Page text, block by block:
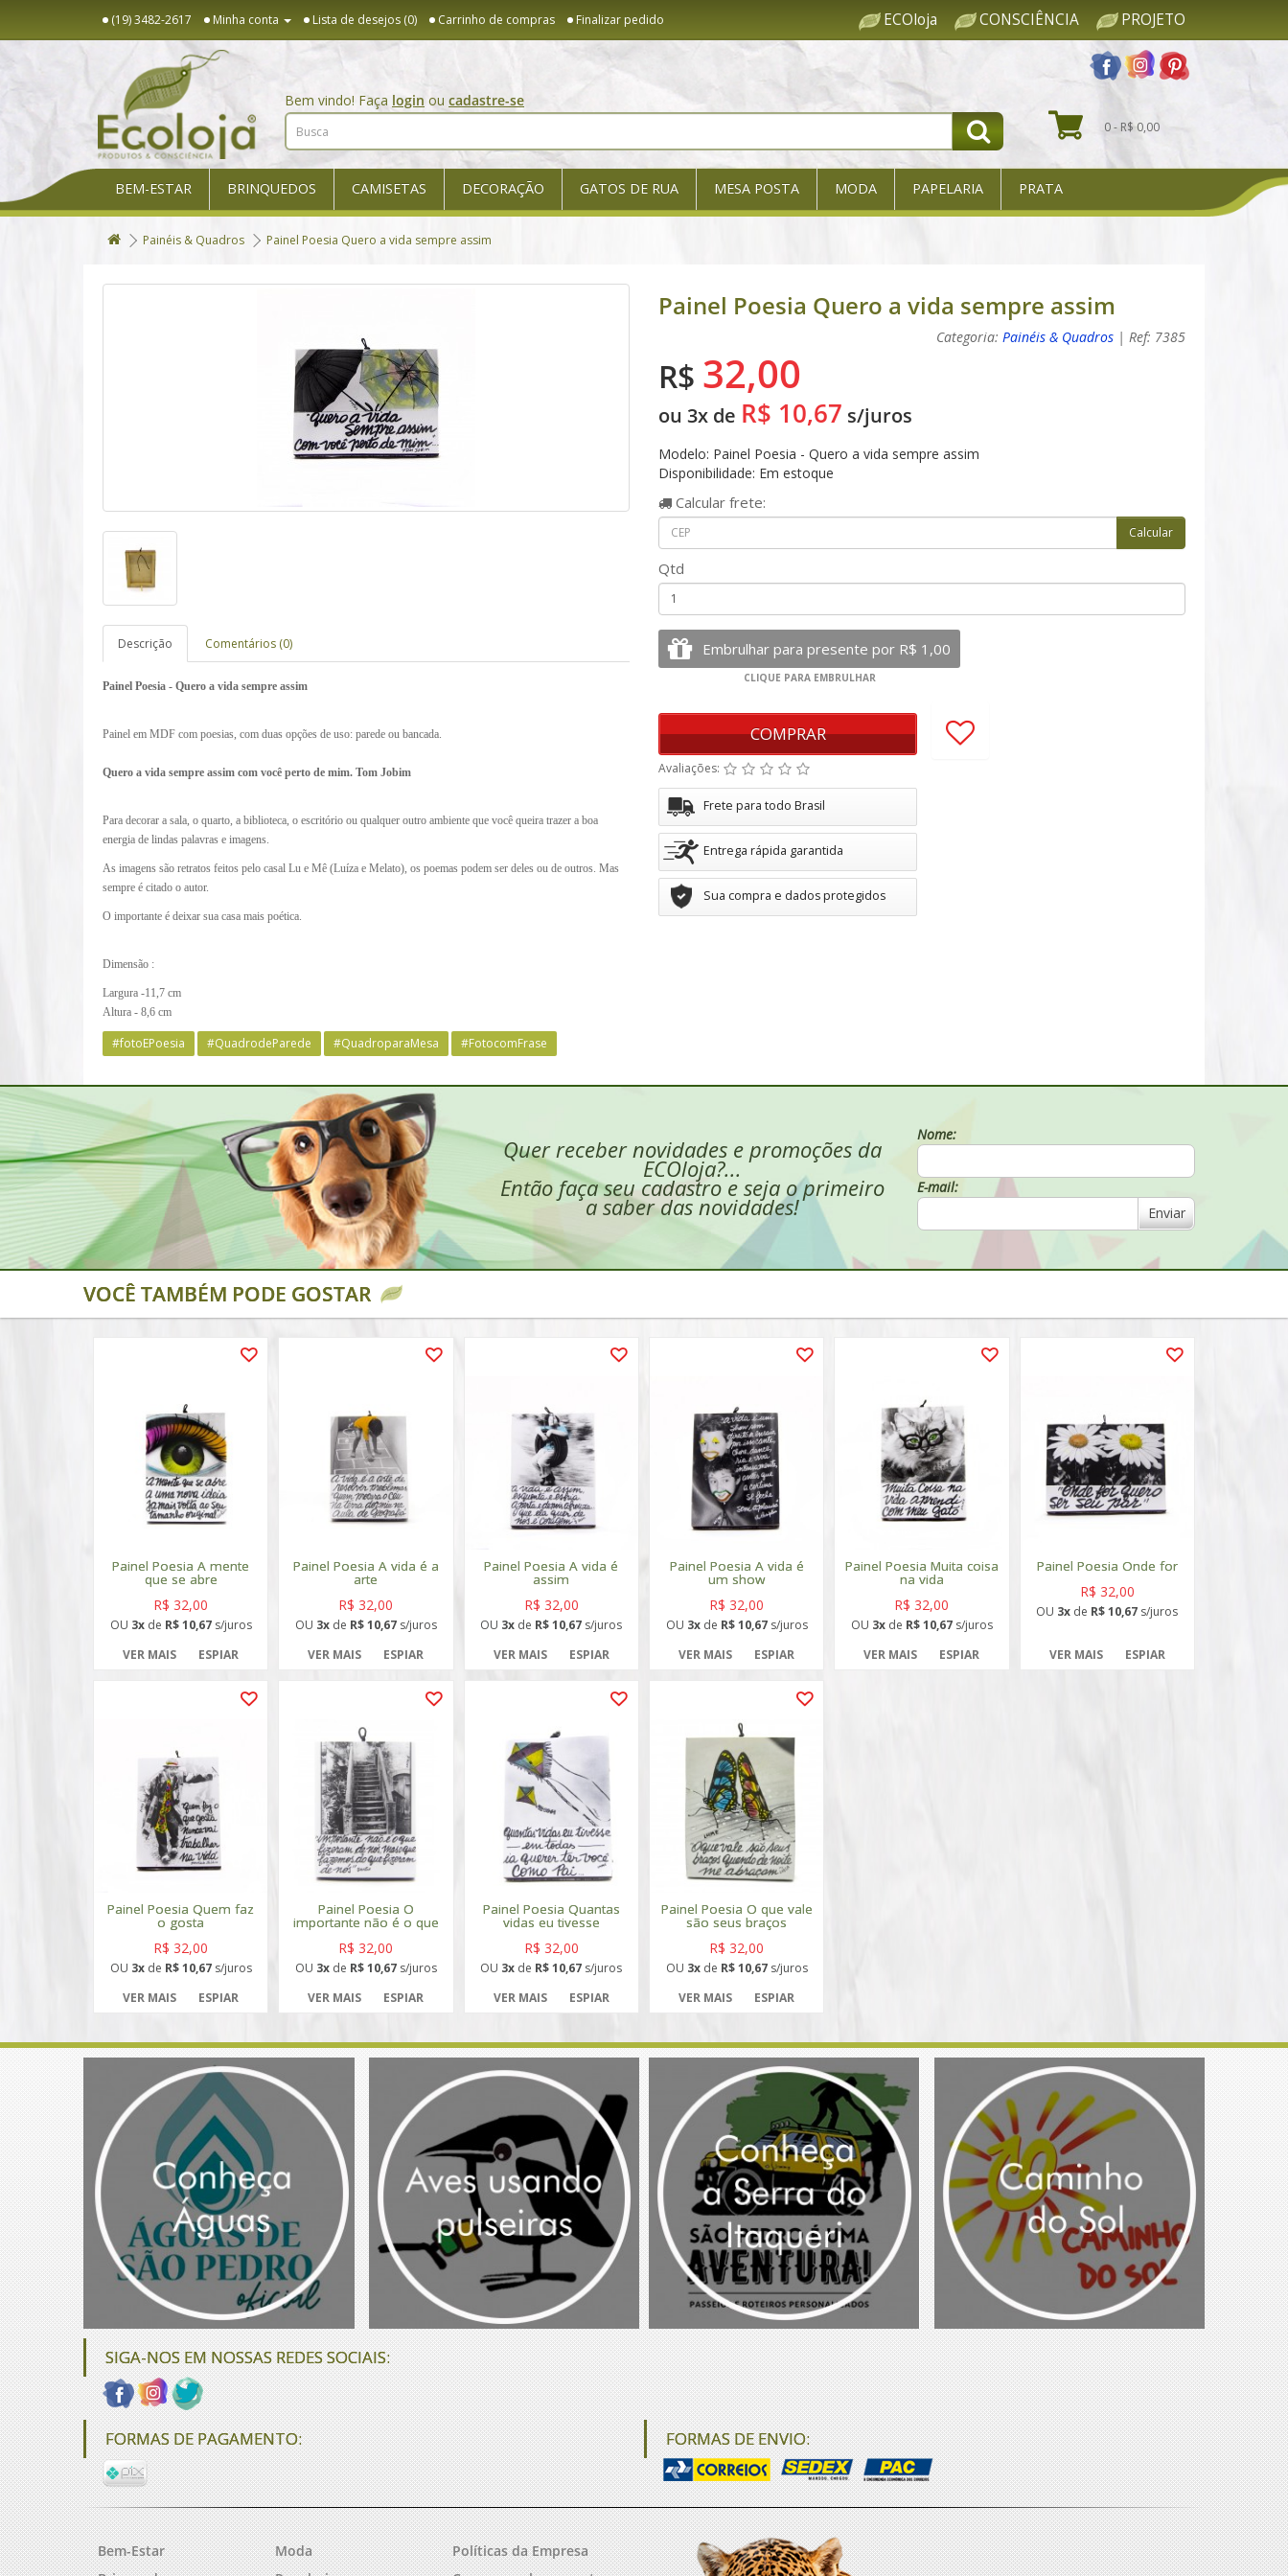
(19) 3482-2617 Minha conta Lista de desejos (0) Carrinho de compras Finalizar pedido ECOloja CONSCIÊNCIA PROJETO
Bem vindo! Faça login ou cadastre-se
0 - R$ 0,00
BEM-ESTAR BRINQUEDOS CAMISETAS DECORAÇÃO GATOS DE RUA MESA POSTA MODA PAPELARIA PRATA
Painéis & Quadros Painel Poesia Quero a vida sempre assim
Descrição Comentários (0)
Painel Poesia - Quero a vida sempre assim
Painel em MDF com poesias, com duas opções de uso: parede ou bancada.
Quero a vida sempre assim com você perto de mim. Tom Jobim
Para decorar a sala, o quarto, a biblioteca, o escritório ou qualquer outro ambiente que você queira trazer a boa
energia de lindas palavras e imagens.
As imagens são retratos feitos pelo casal Lu e Mê (Luíza e Melato), os poemas podem ser deles ou de outros. Mas
sempre é citado o autor.
O importante é deixar sua casa mais poética.
Dimensão :
Largura -11,7 cm
Altura - 8,6 cm
Painel Poesia Quero a vida sempre assim
Categoria: Painéis & Quadros | Ref: 7385
R$ 32,00
ou 3x de R$ 10,67 s/juros
Modelo: Painel Poesia - Quero a vida sempre assim
Disponibilidade: Em estoque
Calcular frete:
Qtd
COMPRAR
Avaliações:
Frete para todo Brasil
Entrega rápida garantida
Sua compra e dados protegidos
#fotoEPoesia #QuadrodeParede #QuadroparaMesa #FotocomFrase
Quer receber novidades e promoções da
ECOloja?...
Então faça seu cadastro e seja o primeiro
a saber das novidades!
Nome:
E-mail:
Enviar
VOCÊ TAMBÉM PODE GOSTAR
Painel Poesia A mente
que se abre
R$ 32,00
OU 3xde R$ 10,67s/juros
VER MAIS
ESPIAR
Painel Poesia A vida é a
arte
R$ 32,00
OU 3xde R$ 10,67s/juros
VER MAIS
ESPIAR
Painel Poesia A vida é
assim
R$ 32,00
OU 3x de R$ 10,67 s/juros
VER MAIS
ESPIAR
Painel Poesia A vida é
um show
R$ 32,00
OU 3xde R$ 10,67s/juros
VER MAIS
ESPIAR
Painel Poesia Muita coisa
na vida
R$ 32,00
OU 3xde R$ 10,67s/juros
VER MAIS
ESPIAR
Painel Poesia Onde for
R$ 32,00
OU 3x de R$ 10,67 s/juros
VER MAIS ESPIAR
Painel Poesia Quem faz
o gosta
R$ 32,00
OU 3xde R$ 10,67s/juros
VER MAIS
ESPIAR
Painel Poesia O
importante não é o que
R$ 32,00
OU 3xde R$ 10,67s/juros
VER MAIS
ESPIAR
Painel Poesia Quantas
vidas eu tivesse
R$ 32,00
OU 3x de R$ 10,67 s/juros
VER MAIS
ESPIAR
Painel Poesia O que vale
são seus braços
R$ 32,00
OU 3xde R$ 10,67s/juros
VER MAIS
ESPIAR
SIGA-NOS EM NOSSAS REDES SOCIAIS:
FORMAS DE PAGAMENTO: FORMAS DE ENVIO:
Bem-Estar
Moda
Políticas da Empresa